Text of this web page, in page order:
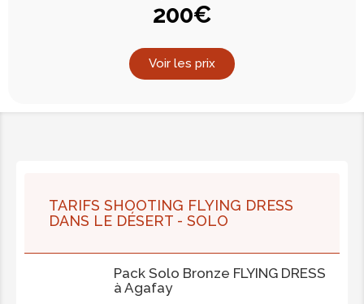
200€
Voir les prix
TARIFS SHOOTING FLYING DRESS
DANS LE DÉSERT - SOLO
Pack Solo Bronze FLYING DRESS
à Agafay